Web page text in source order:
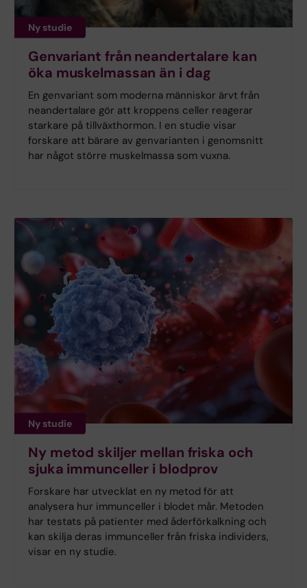
Ny studie
Genvariant från neandertalare kan
öka muskelmassan än i dag
En genvariant som moderna människor ärvt från
neandertalare gör att kroppens celler reagerar
starkare på tillväxthormon. I en studie visar
forskare att bärare av genvarianten i genomsnitt
har något större muskelmassa som vuxna.
Ny studie
Ny metod skiljer mellan friska och
sjuka immunceller i blodprov
Forskare har utvecklat en ny metod för att
analysera hur immunceller i blodet mår. Metoden
har testats på patienter med åderförkalkning och
kan skilja deras immunceller från friska individers,
visar en ny studie.